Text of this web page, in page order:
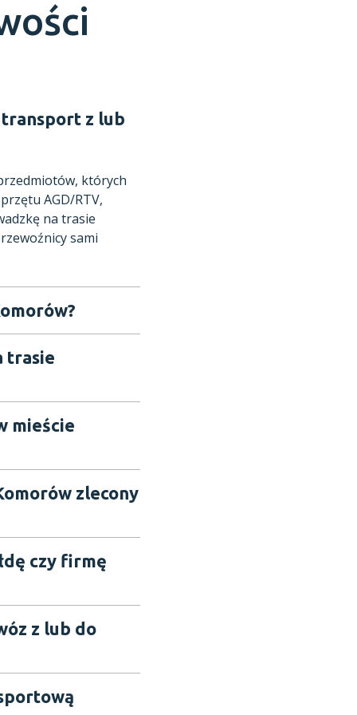
z lub
których
AGD/RTV,
na trasie
sami
trasie
mieście
zlecony
czy firmę
z lub do